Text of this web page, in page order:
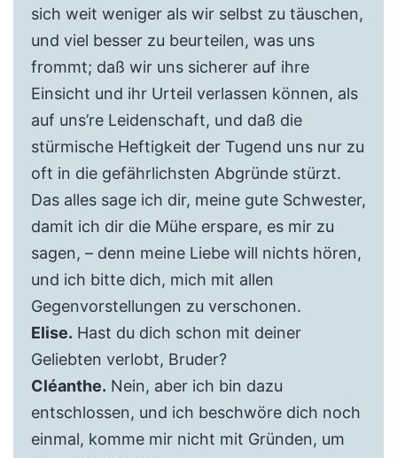
sich weit weniger als wir selbst zu täuschen,
und viel besser zu beurteilen, was uns
frommt; daß wir uns sicherer auf ihre
Einsicht und ihr Urteil verlassen können, als
auf uns’re Leidenschaft, und daß die
stürmische Heftigkeit der Tugend uns nur zu
oft in die gefährlichsten Abgründe stürzt.
Das alles sage ich dir, meine gute Schwester,
damit ich dir die Mühe erspare, es mir zu
sagen, – denn meine Liebe will nichts hören,
und ich bitte dich, mich mit allen
Gegenvorstellungen zu verschonen.
Elise. Hast du dich schon mit deiner
Geliebten verlobt, Bruder?
Cléanthe. Nein, aber ich bin dazu
entschlossen, und ich beschwöre dich noch
einmal, komme mir nicht mit Gründen, um